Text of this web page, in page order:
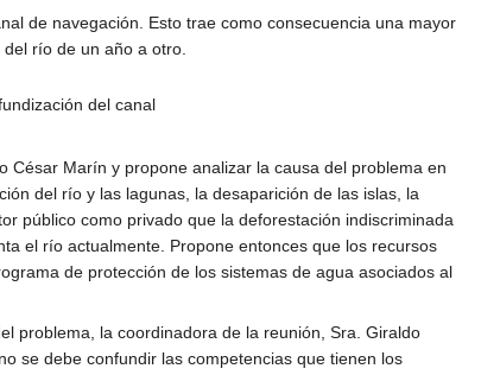
de navegación. Esto trae como consecuencia una mayor
río de un año a otro.
del canal
César Marín y propone analizar la causa del problema en
del río y las lagunas, la desaparición de las islas, la
público como privado que la deforestación indiscriminada
el río actualmente. Propone entonces que los recursos
de protección de los sistemas de agua asociados al
problema, la coordinadora de la reunión, Sra. Giraldo
se debe confundir las competencias que tienen los